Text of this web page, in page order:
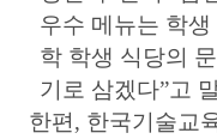
우수 메뉴는 학
학 학생 식당의
기로 삼겠다”고
한편, 한국기술교